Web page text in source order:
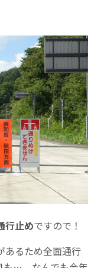
行止めですので！
あるため全面通行